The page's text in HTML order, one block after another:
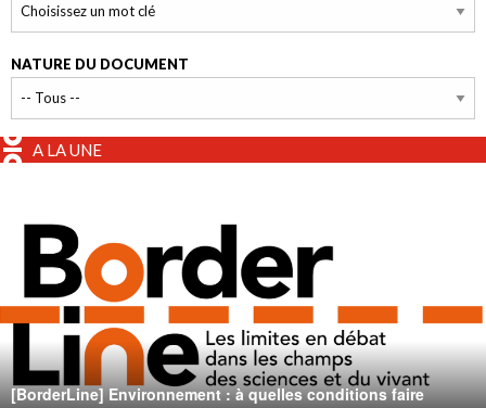
NATURE DU DOCUMENT
A LA UNE
[BorderLine] Environnement : à quelles conditions faire